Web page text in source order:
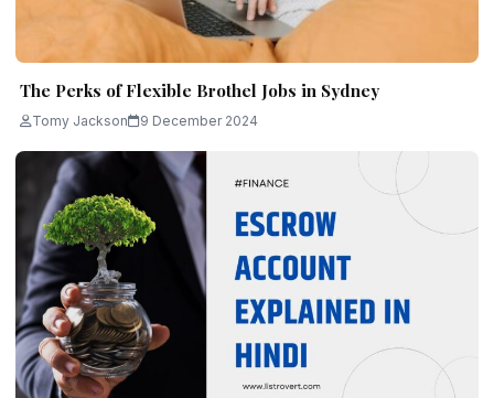
The Perks of Flexible Brothel Jobs in Sydney
Tomy Jackson 9 December 2024